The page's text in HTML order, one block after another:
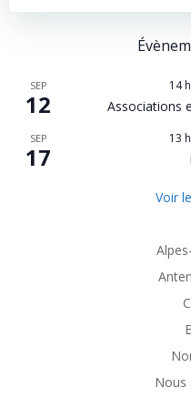
SEP
12
14
Associations
SEP
17
13
Voir
Nous